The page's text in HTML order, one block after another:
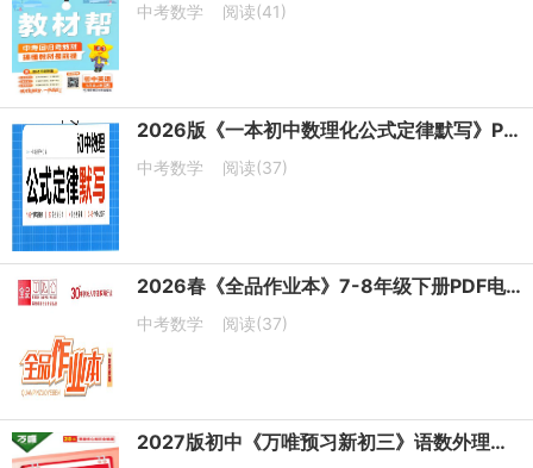
中考数学 阅读(41)
2026版《一本初中数理化公式定律默写》PDF电子版下载
中考数学 阅读(37)
2026春《全品作业本》7-8年级下册PDF电子版下载
中考数学 阅读(37)
2027版初中《万唯预习新初三》语数外理化PDF电子版下载